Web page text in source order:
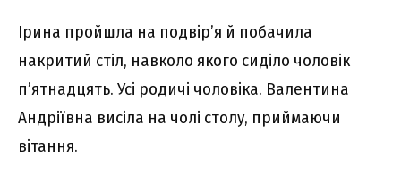
Ірина пройшла на подвір’я й побачила
накритий стіл, навколо якого сиділо чоловік
п’ятнадцять. Усі родичі чоловіка. Валентина
Андріївна висіла на чолі столу, приймаючи
вітання.